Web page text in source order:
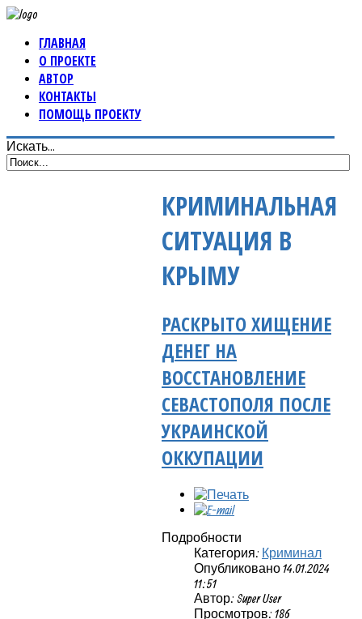
ГЛАВНАЯ
О ПРОЕКТЕ
АВТОР
КОНТАКТЫ
ПОМОЩЬ ПРОЕКТУ
Искать...
КРИМИНАЛЬНАЯ
СИТУАЦИЯ В
КРЫМУ
РАСКРЫТО ХИЩЕНИЕ
ДЕНЕГ НА
ВОССТАНОВЛЕНИЕ
СЕВАСТОПОЛЯ ПОСЛЕ
УКРАИНСКОЙ
ОККУПАЦИИ
Подробности
Категория: Криминал
Опубликовано 14.01.2024
11:51
Автор: Super User
Просмотров: 186